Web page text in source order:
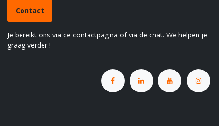
Contact
Je bereikt ons via de contactpagina of via de chat. We helpen je
graag verder !